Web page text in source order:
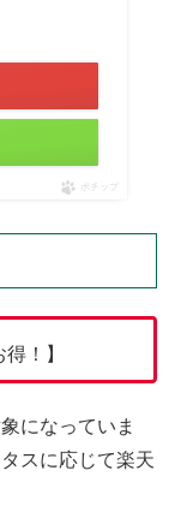
ポチップ
得！】
になっていま
スに応じて楽天